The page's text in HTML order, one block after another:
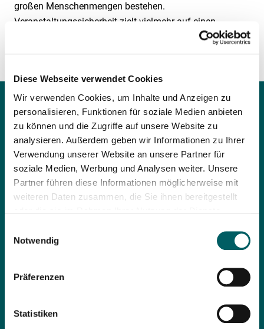
Diese Webseite verwendet Cookies
Wir verwenden Cookies, um Inhalte und Anzeigen zu
personalisieren, Funktionen für soziale Medien anbieten
zu können und die Zugriffe auf unsere Website zu
analysieren. Außerdem geben wir Informationen zu Ihrer
Verwendung unserer Website an unsere Partner für
soziale Medien, Werbung und Analysen weiter. Unsere
Partner führen diese Informationen möglicherweise mit
weiteren Daten zusammen, die Sie ihnen bereitgestellt
Datenverarbeitung Ihrer Nutzerdaten erteilen, willigen Sie
auch in die Übermittlung personenbezogener Daten in die
USA ein. Einige Dienstleister, deren Diensten wir uns
bedienen, wie z.B. Google Analytics und Facebook,
Datenschutzerklärung). Trotzdem steht die
Zusammenarbeit mit Dienstleistern aus den USA durch
Notwendig
Präferenzen
Statistiken
großen Menschenmengen bestehen.
Veranstaltungssicherheit zielt vielmehr auf einen
geordneten und organisierten Veranstaltungsablauf ab.
Angebot anfordern
Unsere Leistungen im Überblick: